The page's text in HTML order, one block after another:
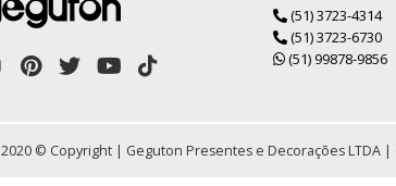
(51) 3723-4314
(51) 3723-6730
(51) 99878-9856
2020 © Copyright | Geguton Presentes e Decorações LTDA |